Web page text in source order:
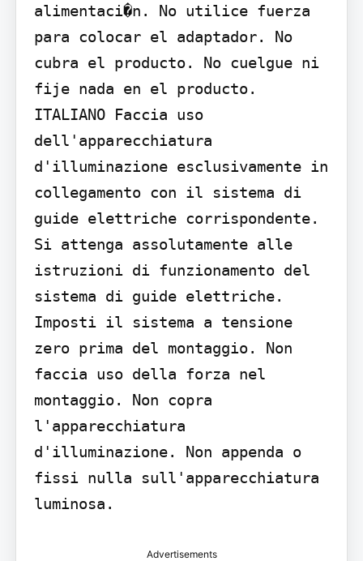
alimentaci�n. No utilice fuerza
para colocar el adaptador. No
cubra el producto. No cuelgue ni
fije nada en el producto.
ITALIANO Faccia uso
dell'apparecchiatura
d'illuminazione esclusivamente in
collegamento con il sistema di
guide elettriche corrispondente.
Si attenga assolutamente alle
istruzioni di funzionamento del
sistema di guide elettriche.
Imposti il sistema a tensione
zero prima del montaggio. Non
faccia uso della forza nel
montaggio. Non copra
l'apparecchiatura
d'illuminazione. Non appenda o
fissi nulla sull'apparecchiatura
luminosa.
Advertisements